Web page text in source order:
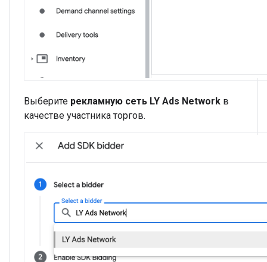
Выберите рекламную сеть LY Ads Network в
качестве участника торгов.